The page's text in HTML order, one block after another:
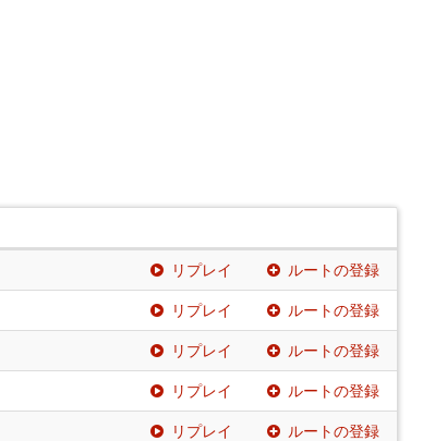
リプレイ ルートの登録
リプレイ ルートの登録
リプレイ ルートの登録
リプレイ ルートの登録
リプレイ ルートの登録